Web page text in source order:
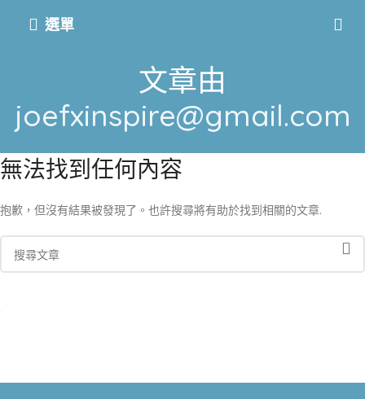
選單
文章由
joefxinspire@gmail.com
無法找到任何內容
抱歉，但沒有結果被發現了。也許搜尋將有助於找到相關的文章.